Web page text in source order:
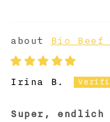
Bio
Irina B.
Super, endlich